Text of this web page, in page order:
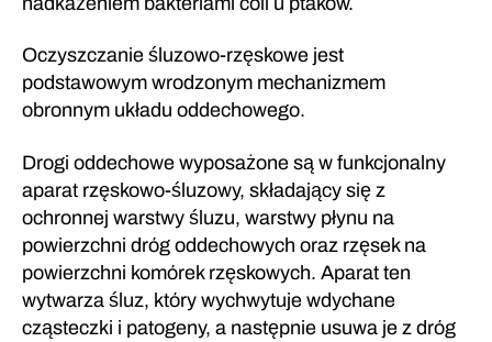
Oczyszczanie śluzowo-rzęskowe jest
podstawowym wrodzonym mechanizmem
obronnym układu oddechowego.
Drogi oddechowe wyposażone są w funkcjonalny
aparat rzęskowo-śluzowy, składający się z
ochronnej warstwy śluzu, warstwy płynu na
powierzchni dróg oddechowych oraz rzęsek na
powierzchni komórek rzęskowych. Aparat ten
wytwarza śluz, który wychwytuje wdychane
cząsteczki i patogeny, a następnie usuwa je z dróg